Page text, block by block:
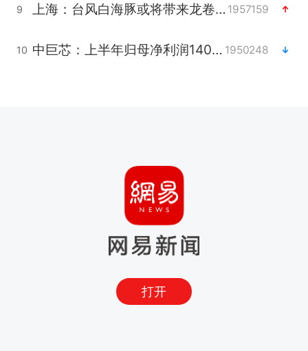
9 上海：台风白海豚或将带来龙卷风 1957159
10 中巨芯：上半年归母净利润1405.77万元 1950248
打开